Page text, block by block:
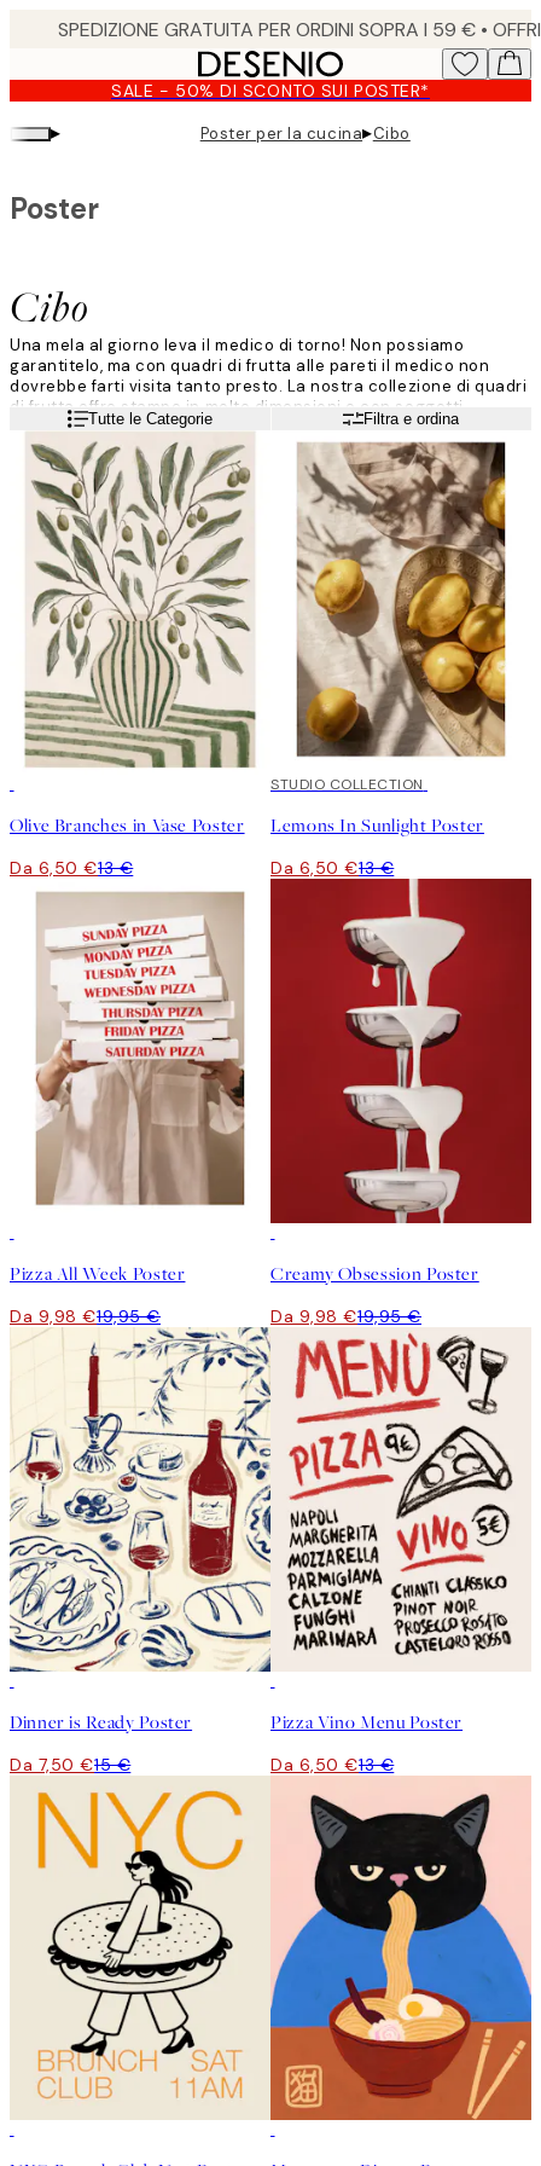
content.
SALE - 50% DI SCONTO SUI POSTER*
▸ Poster per la cucina▸Cibo
Cibo
Poster
Una mela al giorno leva il medico di torno! Non possiamo
garantitelo, ma con quadri di frutta alle pareti il medico non
dovrebbe farti visita tanto presto. La nostra collezione di quadri
di frutta offre stampe in molte dimensioni e con soggetti
differenti, sia a colori sia in bianco e nero, in forma di
illustrazioni grafiche, schizzi e fotografie.
Leggi di piùTutte le Categorie Filtra e ordina
Olive Branches in Vase Poster
Da 6,50 €13 €
50%*
STUDIO COLLECTION
Lemons In Sunlight Poster
Da 6,50 €13 €
Pizza All Week Poster
Da 9,98 €19,95 €
Creamy Obsession Poster
Da 9,98 €19,95 €
Dinner is Ready Poster
Da 7,50 €15 €
Pizza Vino Menu Poster
Da 6,50 €13 €